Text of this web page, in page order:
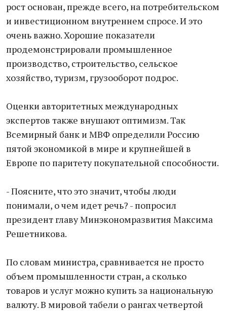
рост основан, прежде всего, на потребительском
и инвестиционном внутреннем спросе. И это
очень важно. Хорошие показатели
продемонстрировали промышленное
производство, строительство, сельское
хозяйство, туризм, грузооборот подрос.
Оценки авторитетных международных
экспертов также внушают оптимизм. Так
Всемирный банк и МВФ определили Россию
пятой экономикой в мире и крупнейшей в
Европе по паритету покупательной способности.
- Поясните, что это значит, чтобы люди
понимали, о чем идет речь? - попросил
президент главу Минэкономразвития Максима
Решетникова.
По словам министра, сравнивается не просто
объем промышленности стран, а сколько
товаров и услуг можно купить за национальную
валюту. В мировой табели о рангах четвертой